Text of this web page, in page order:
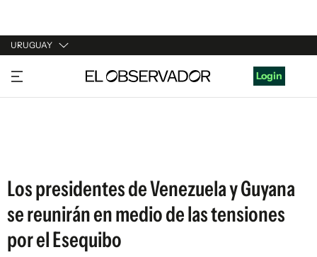
URUGUAY
URUGUAY
ARGENTINA
Login
Los presidentes de Venezuela y Guyana
se reunirán en medio de las tensiones
por el Esequibo